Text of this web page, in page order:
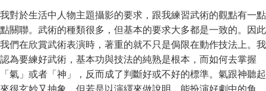
我對於生活中人物主題攝影的要求，跟我練習武術的觀點有一點
點關聯。武術的種類很多，但基本的要求大多都是一致的。因此
我們在欣賞武術表演時，著重的就不只是侷限在動作技法上。我
認為要練好武術，基本功與技法的純熟是根本，而如何去掌握
「氣」或者「神」，反而成了判斷好或不好的標準。氣跟神聽起
來很玄妙又抽象，但若是以演繹來做說明，能扮演好劇中的角